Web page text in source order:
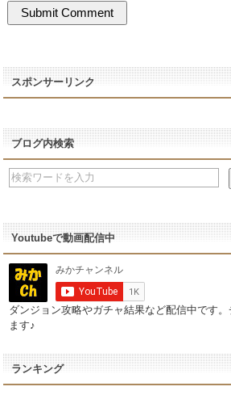
スポンサーリンク
ブログ内検索
Youtubeで動画配信中
ダンジョン攻略やガチャ結果など配信中です
ます♪
ランキング